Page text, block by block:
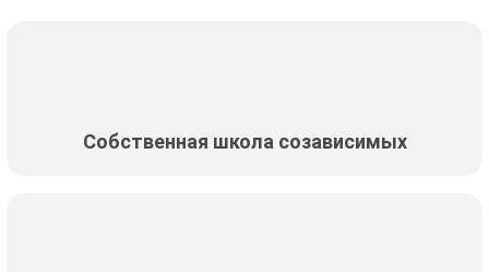
Собственная школа созависимых